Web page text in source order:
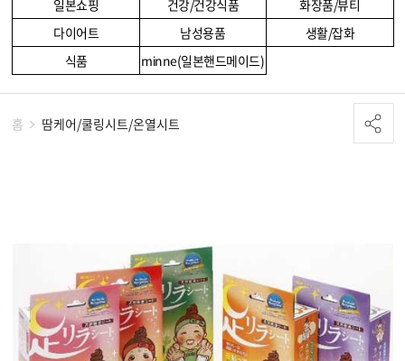
일본쇼핑 건강/건강식품
화장품/뷰티
다이어트
남성용품
생활/잡화
식품
minne(일본핸드메이드)
홈 땀케어/쿨링시트/온열시트